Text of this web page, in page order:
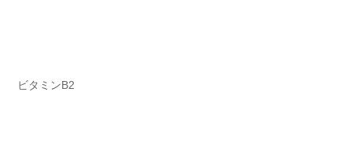
ビタミンB2